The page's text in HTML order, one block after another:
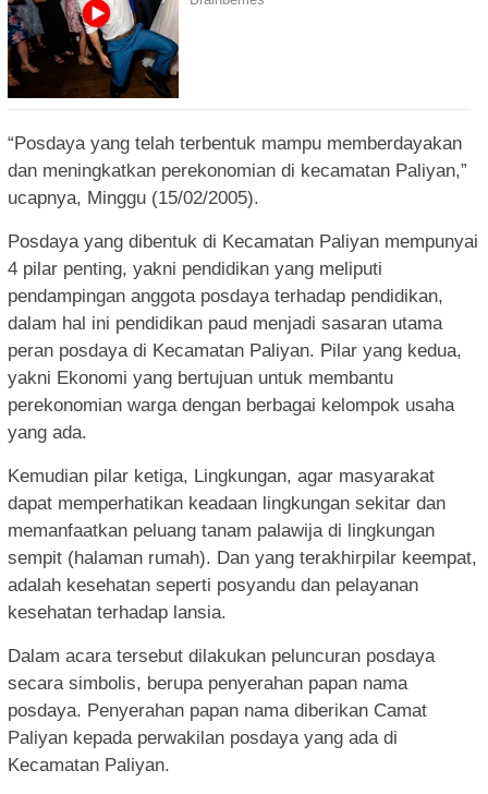
“Posdaya yang telah terbentuk mampu memberdayakan
dan meningkatkan perekonomian di kecamatan Paliyan,”
ucapnya, Minggu (15/02/2005).
Posdaya yang dibentuk di Kecamatan Paliyan mempunyai
4 pilar penting, yakni pendidikan yang meliputi
pendampingan anggota posdaya terhadap pendidikan,
dalam hal ini pendidikan paud menjadi sasaran utama
peran posdaya di Kecamatan Paliyan. Pilar yang kedua,
yakni Ekonomi yang bertujuan untuk membantu
perekonomian warga dengan berbagai kelompok usaha
yang ada.
Kemudian pilar ketiga, Lingkungan, agar masyarakat
dapat memperhatikan keadaan lingkungan sekitar dan
memanfaatkan peluang tanam palawija di lingkungan
sempit (halaman rumah). Dan yang terakhirpilar keempat,
adalah kesehatan seperti posyandu dan pelayanan
kesehatan terhadap lansia.
Dalam acara tersebut dilakukan peluncuran posdaya
secara simbolis, berupa penyerahan papan nama
posdaya. Penyerahan papan nama diberikan Camat
Paliyan kepada perwakilan posdaya yang ada di
Kecamatan Paliyan.